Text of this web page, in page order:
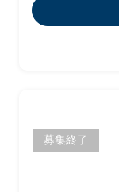
募集終了